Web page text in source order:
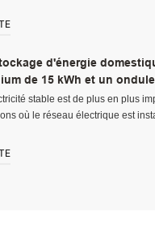
d'énergie
de 15 kWh et un
de secours
énergétique.
stable est de plus en plus
où le réseau électrique est
fiable contribue à maintenir le
secours lors des coupures de